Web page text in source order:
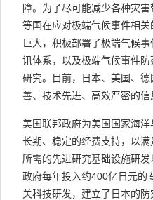
障。为了尽可能减少各种灾
等国在应对极端气候事件相
巨大，积极部署了极端气候
讯体系，以及极端气候事件
研究。目前，日本、美国、
善、技术先进、高效严密的信
美国联邦政府为美国国家海
长期、稳定的经费支持，以
所需的先进研究基础设施研
政府每年投入约400亿日元的
关科技研发，建立了日本的